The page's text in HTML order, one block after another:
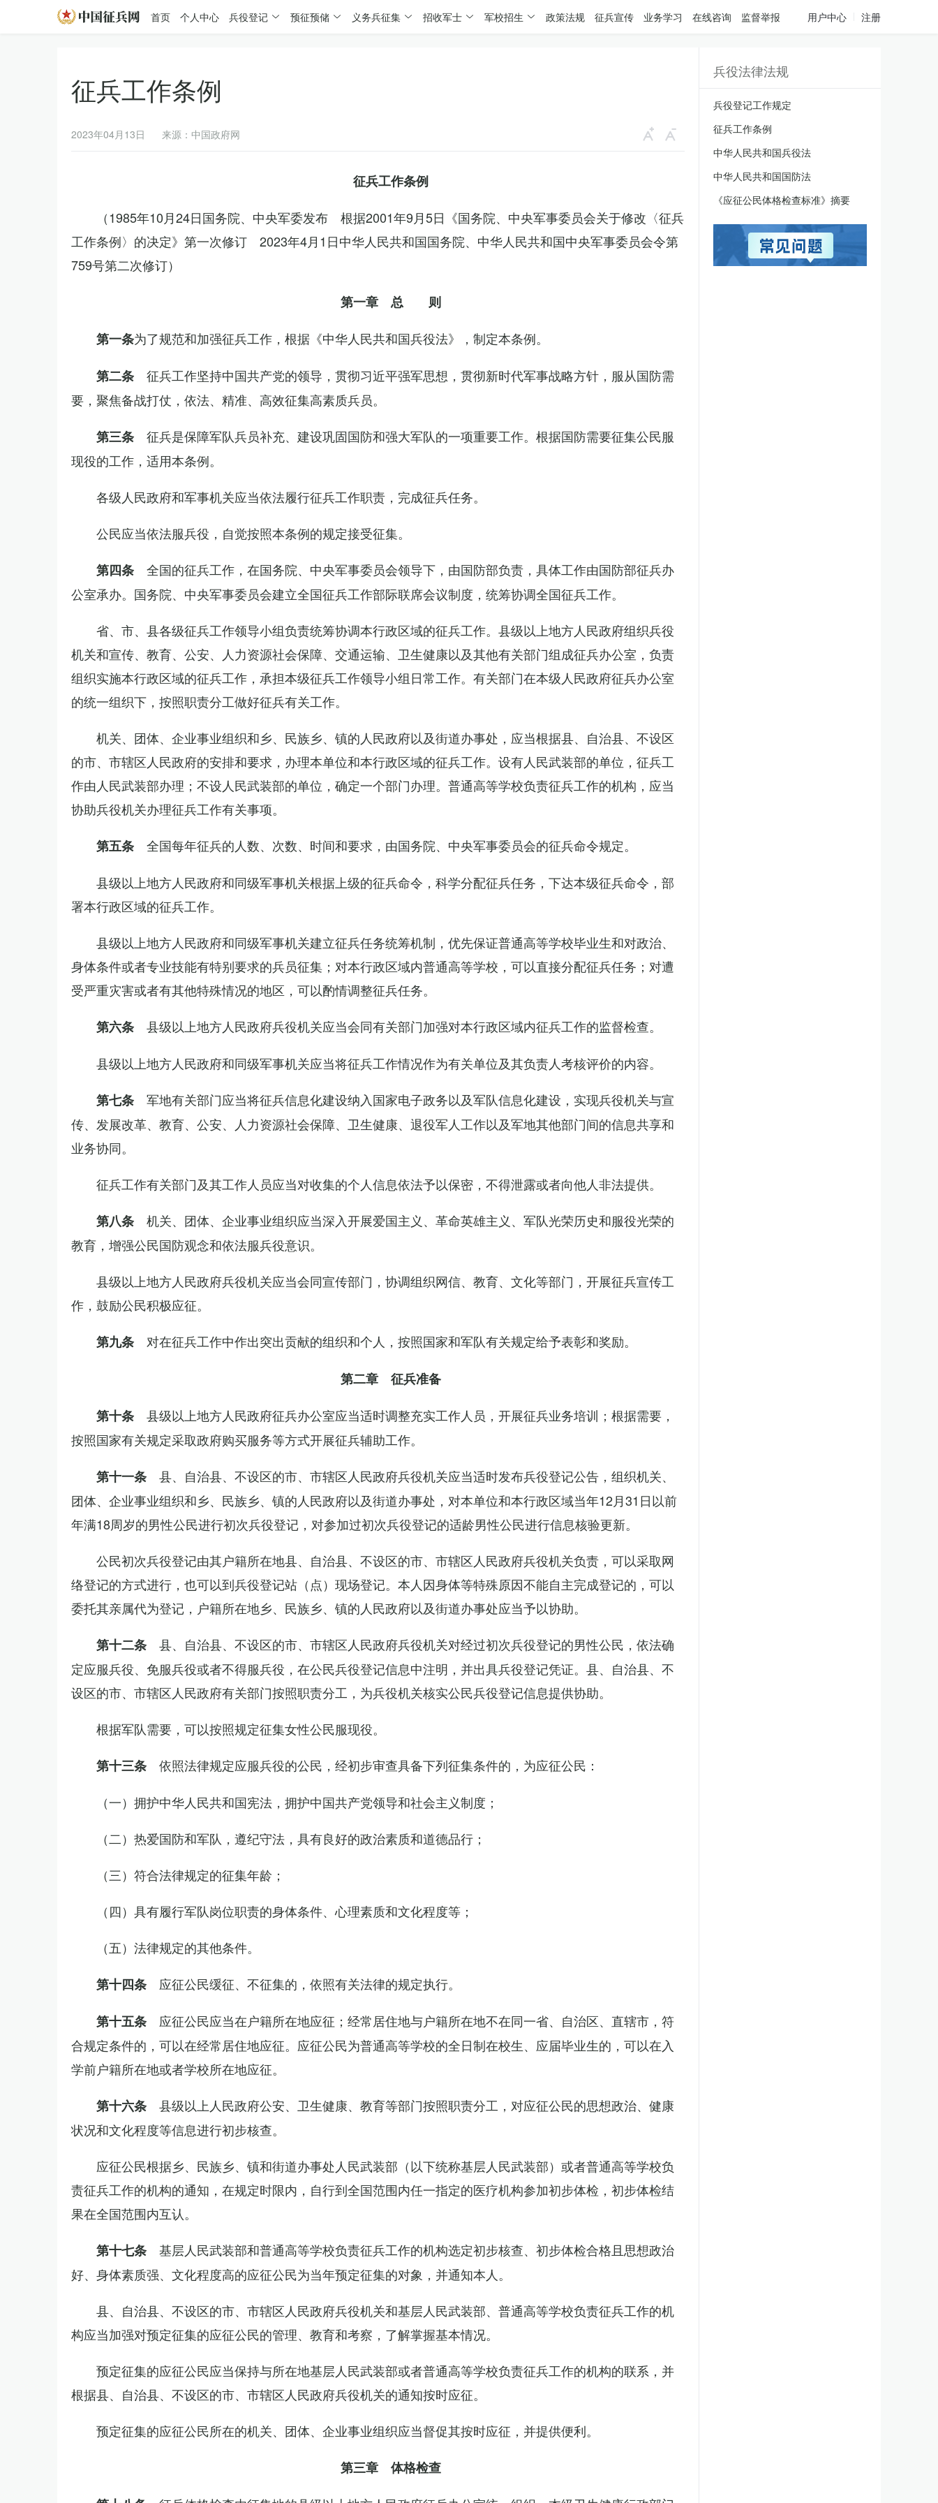
首页 个人中心 兵役登记 预征预储 义务兵征集 招收军士 军校招生 政策法规 征兵宣传 业务学习 在线咨询 监督举报 用户中心 注册
征兵工作条例
2023年04月13日 来源：中国政府网
征兵工作条例
（1985年10月24日国务院、中央军委发布 根据2001年9月5日《国务院、中央军事委员会关于修改〈征兵
工作条例〉的决定》第一次修订 2023年4月1日中华人民共和国国务院、中华人民共和国中央军事委员会令第
759号第二次修订）
第一章 总 则
第一条为了规范和加强征兵工作，根据《中华人民共和国兵役法》，制定本条例。
第二条 征兵工作坚持中国共产党的领导，贯彻习近平强军思想，贯彻新时代军事战略方针，服从国防需
要，聚焦备战打仗，依法、精准、高效征集高素质兵员。
第三条 征兵是保障军队兵员补充、建设巩固国防和强大军队的一项重要工作。根据国防需要征集公民服
现役的工作，适用本条例。
各级人民政府和军事机关应当依法履行征兵工作职责，完成征兵任务。
公民应当依法服兵役，自觉按照本条例的规定接受征集。
第四条 全国的征兵工作，在国务院、中央军事委员会领导下，由国防部负责，具体工作由国防部征兵办
公室承办。国务院、中央军事委员会建立全国征兵工作部际联席会议制度，统筹协调全国征兵工作。
省、市、县各级征兵工作领导小组负责统筹协调本行政区域的征兵工作。县级以上地方人民政府组织兵役
机关和宣传、教育、公安、人力资源社会保障、交通运输、卫生健康以及其他有关部门组成征兵办公室，负责
组织实施本行政区域的征兵工作，承担本级征兵工作领导小组日常工作。有关部门在本级人民政府征兵办公室
的统一组织下，按照职责分工做好征兵有关工作。
机关、团体、企业事业组织和乡、民族乡、镇的人民政府以及街道办事处，应当根据县、自治县、不设区
的市、市辖区人民政府的安排和要求，办理本单位和本行政区域的征兵工作。设有人民武装部的单位，征兵工
作由人民武装部办理；不设人民武装部的单位，确定一个部门办理。普通高等学校负责征兵工作的机构，应当
协助兵役机关办理征兵工作有关事项。
第五条 全国每年征兵的人数、次数、时间和要求，由国务院、中央军事委员会的征兵命令规定。
县级以上地方人民政府和同级军事机关根据上级的征兵命令，科学分配征兵任务，下达本级征兵命令，部
署本行政区域的征兵工作。
县级以上地方人民政府和同级军事机关建立征兵任务统筹机制，优先保证普通高等学校毕业生和对政治、
身体条件或者专业技能有特别要求的兵员征集；对本行政区域内普通高等学校，可以直接分配征兵任务；对遭
受严重灾害或者有其他特殊情况的地区，可以酌情调整征兵任务。
第六条 县级以上地方人民政府兵役机关应当会同有关部门加强对本行政区域内征兵工作的监督检查。
县级以上地方人民政府和同级军事机关应当将征兵工作情况作为有关单位及其负责人考核评价的内容。
第七条 军地有关部门应当将征兵信息化建设纳入国家电子政务以及军队信息化建设，实现兵役机关与宣
传、发展改革、教育、公安、人力资源社会保障、卫生健康、退役军人工作以及军地其他部门间的信息共享和
业务协同。
征兵工作有关部门及其工作人员应当对收集的个人信息依法予以保密，不得泄露或者向他人非法提供。
第八条 机关、团体、企业事业组织应当深入开展爱国主义、革命英雄主义、军队光荣历史和服役光荣的
教育，增强公民国防观念和依法服兵役意识。
县级以上地方人民政府兵役机关应当会同宣传部门，协调组织网信、教育、文化等部门，开展征兵宣传工
作，鼓励公民积极应征。
第九条 对在征兵工作中作出突出贡献的组织和个人，按照国家和军队有关规定给予表彰和奖励。
第二章 征兵准备
第十条 县级以上地方人民政府征兵办公室应当适时调整充实工作人员，开展征兵业务培训；根据需要，
按照国家有关规定采取政府购买服务等方式开展征兵辅助工作。
第十一条 县、自治县、不设区的市、市辖区人民政府兵役机关应当适时发布兵役登记公告，组织机关、
团体、企业事业组织和乡、民族乡、镇的人民政府以及街道办事处，对本单位和本行政区域当年12月31日以前
年满18周岁的男性公民进行初次兵役登记，对参加过初次兵役登记的适龄男性公民进行信息核验更新。
公民初次兵役登记由其户籍所在地县、自治县、不设区的市、市辖区人民政府兵役机关负责，可以采取网
络登记的方式进行，也可以到兵役登记站（点）现场登记。本人因身体等特殊原因不能自主完成登记的，可以
委托其亲属代为登记，户籍所在地乡、民族乡、镇的人民政府以及街道办事处应当予以协助。
第十二条 县、自治县、不设区的市、市辖区人民政府兵役机关对经过初次兵役登记的男性公民，依法确
定应服兵役、免服兵役或者不得服兵役，在公民兵役登记信息中注明，并出具兵役登记凭证。县、自治县、不
设区的市、市辖区人民政府有关部门按照职责分工，为兵役机关核实公民兵役登记信息提供协助。
根据军队需要，可以按照规定征集女性公民服现役。
第十三条 依照法律规定应服兵役的公民，经初步审查具备下列征集条件的，为应征公民：
（一）拥护中华人民共和国宪法，拥护中国共产党领导和社会主义制度；
（二）热爱国防和军队，遵纪守法，具有良好的政治素质和道德品行；
（三）符合法律规定的征集年龄；
（四）具有履行军队岗位职责的身体条件、心理素质和文化程度等；
（五）法律规定的其他条件。
第十四条 应征公民缓征、不征集的，依照有关法律的规定执行。
第十五条 应征公民应当在户籍所在地应征；经常居住地与户籍所在地不在同一省、自治区、直辖市，符
合规定条件的，可以在经常居住地应征。应征公民为普通高等学校的全日制在校生、应届毕业生的，可以在入
学前户籍所在地或者学校所在地应征。
第十六条 县级以上人民政府公安、卫生健康、教育等部门按照职责分工，对应征公民的思想政治、健康
状况和文化程度等信息进行初步核查。
应征公民根据乡、民族乡、镇和街道办事处人民武装部（以下统称基层人民武装部）或者普通高等学校负
责征兵工作的机构的通知，在规定时限内，自行到全国范围内任一指定的医疗机构参加初步体检，初步体检结
果在全国范围内互认。
第十七条 基层人民武装部和普通高等学校负责征兵工作的机构选定初步核查、初步体检合格且思想政治
好、身体素质强、文化程度高的应征公民为当年预定征集的对象，并通知本人。
县、自治县、不设区的市、市辖区人民政府兵役机关和基层人民武装部、普通高等学校负责征兵工作的机
构应当加强对预定征集的应征公民的管理、教育和考察，了解掌握基本情况。
预定征集的应征公民应当保持与所在地基层人民武装部或者普通高等学校负责征兵工作的机构的联系，并
根据县、自治县、不设区的市、市辖区人民政府兵役机关的通知按时应征。
预定征集的应征公民所在的机关、团体、企业事业组织应当督促其按时应征，并提供便利。
第三章 体格检查
兵役法律法规
兵役登记工作规定
征兵工作条例
中华人民共和国兵役法
中华人民共和国国防法
《应征公民体格检查标准》摘要